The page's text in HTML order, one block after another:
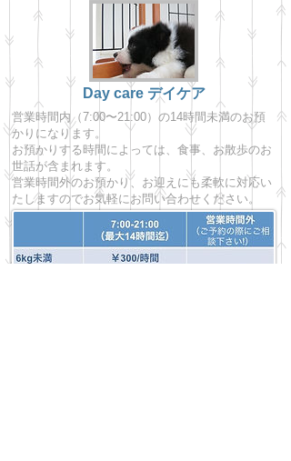
Day care デイケア
営業時間内（7:00〜21:00）の14時間未満のお預
かりになります。
お預かりする時間によっては、食事、お散歩のお
世話が含まれます。
営業時間外のお預かり、お迎えにも柔軟に対応い
たしますのでお気軽にお問い合わせください。